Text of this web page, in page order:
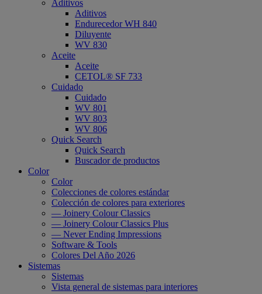
Aditivos
Aditivos
Endurecedor WH 840
Diluyente
WV 830
Aceite
Aceite
CETOL® SF 733
Cuidado
Cuidado
WV 801
WV 803
WV 806
Quick Search
Quick Search
Buscador de productos
Color
Color
Colecciones de colores estándar
Colección de colores para exteriores
— Joinery Colour Classics
— Joinery Colour Classics Plus
— Never Ending Impressions
Software & Tools
Colores Del Año 2026
Sistemas
Sistemas
Vista general de sistemas para interiores